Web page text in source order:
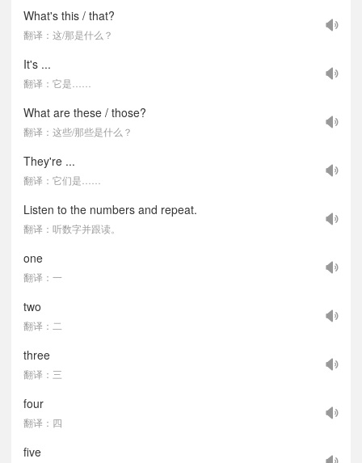
What's this / that?
翻译：这/那是什么？
It's ...
翻译：它是……
What are these / those?
翻译：这些/那些是什么？
They're ...
翻译：它们是……
Listen to the numbers and repeat.
翻译：听数字并跟读。
one
翻译：一
two
翻译：二
three
翻译：三
four
翻译：四
five